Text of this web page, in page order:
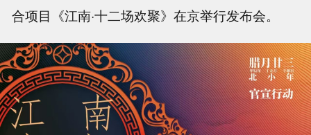
合项目《江南·十二场欢聚》在京举行发布会。